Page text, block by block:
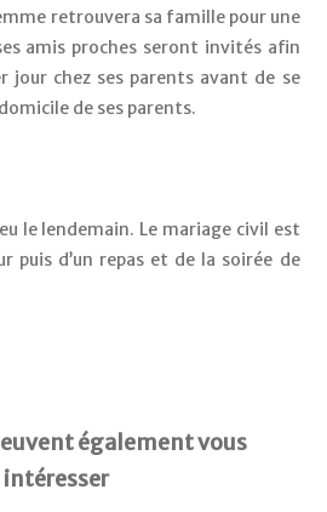
retrouvera sa famille pour une
amis proches seront invités afin
jour chez ses parents avant de se
de ses parents.
le lendemain. Le mariage civil est
puis d’un repas et de la soirée de
également vous
intéresser